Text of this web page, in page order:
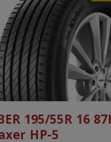
195/55R 16
HP-5